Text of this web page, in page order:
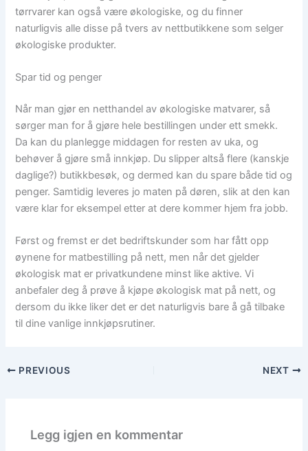
tørrvarer kan også være økologiske, og du finner
naturligvis alle disse på tvers av nettbutikkene som selger
økologiske produkter.
Spar tid og penger
Når man gjør en netthandel av økologiske matvarer, så
sørger man for å gjøre hele bestillingen under ett smekk.
Da kan du planlegge middagen for resten av uka, og
behøver å gjøre små innkjøp. Du slipper altså flere (kanskje
daglige?) butikkbesøk, og dermed kan du spare både tid og
penger. Samtidig leveres jo maten på døren, slik at den kan
være klar for eksempel etter at dere kommer hjem fra jobb.
Først og fremst er det bedriftskunder som har fått opp
øynene for matbestilling på nett, men når det gjelder
økologisk mat er privatkundene minst like aktive. Vi
anbefaler deg å prøve å kjøpe økologisk mat på nett, og
dersom du ikke liker det er det naturligvis bare å gå tilbake
til dine vanlige innkjøpsrutiner.
PREVIOUS NEXT
Legg igjen en kommentar